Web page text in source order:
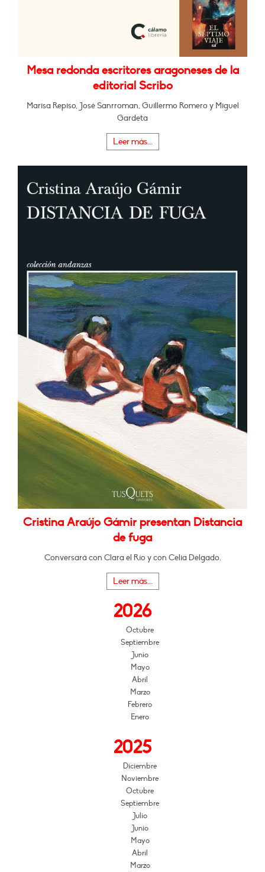
Mesa redonda escritores aragoneses de la
editorial Scribo
Marisa Repiso, José Sanrroman, Guillermo Romero y Miguel
Gardeta
Leer más...
Cristina Araújo Gámir presentan Distancia
de fuga
Conversará con Clara el Río y con Celia Delgado.
Leer más...
2026
Octubre
Septiembre
Junio
Mayo
Abril
Marzo
Febrero
Enero
2025
Diciembre
Noviembre
Octubre
Septiembre
Julio
Junio
Mayo
Abril
Marzo